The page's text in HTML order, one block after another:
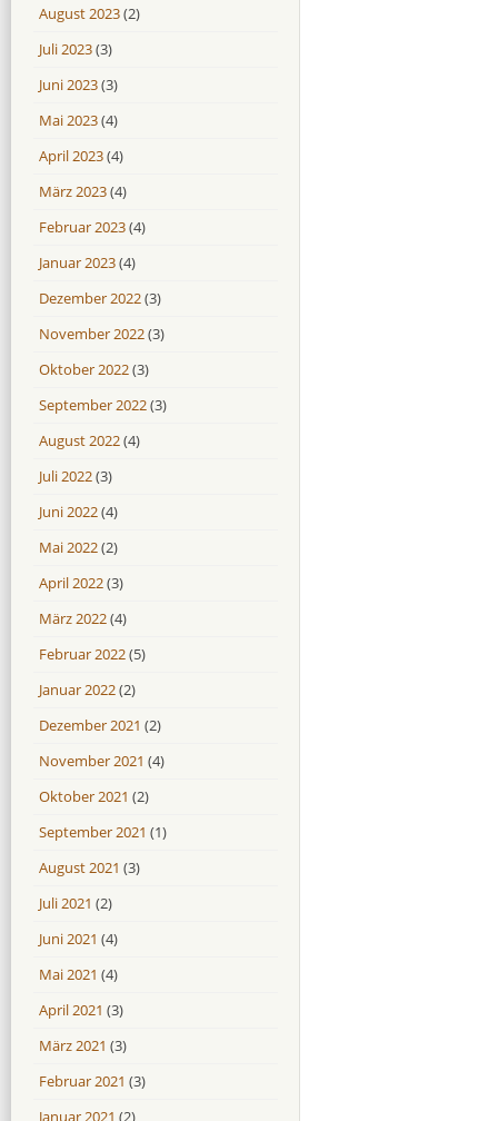
August 2023(2)
Juli 2023(3)
Juni 2023(3)
Mai 2023(4)
April 2023(4)
März 2023(4)
Februar 2023(4)
Januar 2023(4)
Dezember 2022(3)
November 2022(3)
Oktober 2022(3)
September 2022(3)
August 2022(4)
Juli 2022(3)
Juni 2022(4)
Mai 2022(2)
April 2022(3)
März 2022(4)
Februar 2022(5)
Januar 2022(2)
Dezember 2021 (2)
November 2021 (4)
Oktober 2021 (2)
September 2021 (1)
August 2021 (3)
Juli 2021 (2)
Juni 2021 (4)
Mai 2021 (4)
April 2021 (3)
März 2021 (3)
Februar 2021 (3)
Januar 2021 (2)